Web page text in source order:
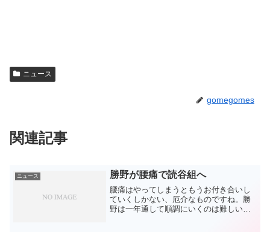
ニュース
gomegomes
関連記事
ニュース 勝野が腰痛で読谷組へ
腰痛はやってしまうともうお付き合いし
ていくしかない、厄介なものですね。勝
野は一年通して順調にいくのは難しいと